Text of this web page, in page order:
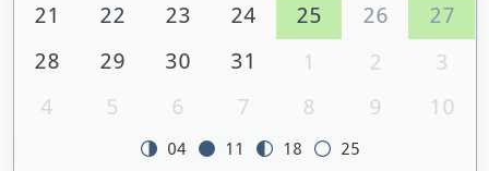
21
22 23 24 25 26
27
28
29 30 31 1 2
3
4
5 6 7 8 9 10
04 11 18 25